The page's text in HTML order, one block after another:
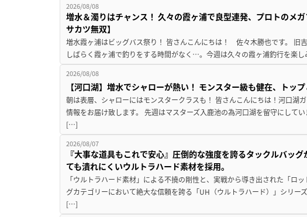
2026/08/08
増水＆濁りはチャンス！ 久々の霞ヶ浦で良型連発、プロトのメ
サカツ無双】
増水霞ヶ浦はビッグバス祭り！ 皆さんこんにちは！ 佐々木勝也です。 旧
しばらく霞ヶ浦で釣りをする時間がなく…。今週は久々の霞ヶ浦釣行を楽
2026/08/08
【河口湖】増水でシャローが熱い！ モンスター級も健在、トッ
朝は表層、シャローにはモンスタークラスも！ 皆さんこんにちは！河口湖
情報をお届け致します。 先週はマスターズ入鹿池の為河口湖を留守にして
[…]
2026/08/07
『大事な道具もこれで安心』圧倒的な強度を誇るタックルバッ
ても潰れにくいウルトラハード素材を採用。
「ウルトラハード素材」による不撓の剛性と、実戦から導き出された「ロ
グカテゴリーにおいて絶大な信頼を誇る「UH（ウルトラハード）」シリー
[…]